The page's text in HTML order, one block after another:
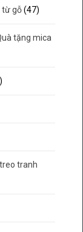
từ gỗ (47)
tặng mica
tranh